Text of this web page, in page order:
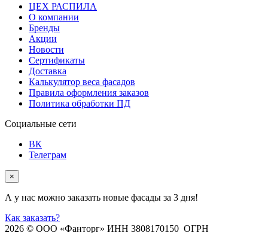
ЦЕХ РАСПИЛА
О компании
Бренды
Акции
Новости
Сертификаты
Доставка
Калькулятор веса фасадов
Правила оформления заказов
Политика обработки ПД
Социальные сети
ВК
Телеграм
×
А у нас можно заказать новые фасады за 3 дня!
Как заказать?
2026 © ООО «Фанторг» ИНН 3808170150 ОГРН